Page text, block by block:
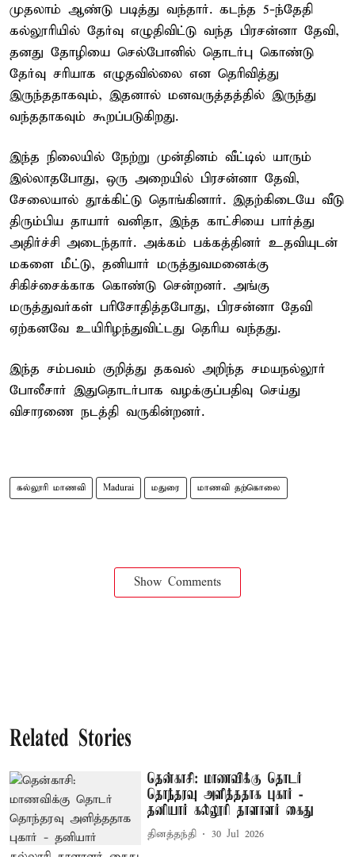
முதலாம் ஆண்டு படித்து வந்தார். கடந்த 5-ந்தேதி
கல்லூரியில் தேர்வு எழுதிவிட்டு வந்த பிரசன்னா தேவி,
தனது தோழியை செல்போனில் தொடர்பு கொண்டு
தேர்வு சரியாக எழுதவில்லை என தெரிவித்து
இருந்ததாகவும், இதனால் மனவருத்தத்தில் இருந்து
வந்ததாகவும் கூறப்படுகிறது.
இந்த நிலையில் நேற்று முன்தினம் வீட்டில் யாரும்
இல்லாதபோது, ஒரு அறையில் பிரசன்னா தேவி,
சேலையால் தூக்கிட்டு தொங்கினார். இதற்கிடையே வீடு
திரும்பிய தாயார் வனிதா, இந்த காட்சியை பார்த்து
அதிர்ச்சி அடைந்தார். அக்கம் பக்கத்தினர் உதவியுடன்
மகளை மீட்டு, தனியார் மருத்துவமனைக்கு
சிகிச்சைக்காக கொண்டு சென்றனர். அங்கு
மருத்துவர்கள் பரிசோதித்தபோது, பிரசன்னா தேவி
ஏற்கனவே உயிரிழந்துவிட்டது தெரிய வந்தது.
இந்த சம்பவம் குறித்து தகவல் அறிந்த சமயநல்லூர்
போலீசார் இதுதொடர்பாக வழக்குப்பதிவு செய்து
விசாரணை நடத்தி வருகின்றனர்.
கல்லூரி மாணவி Madurai மதுரை மாணவி தற்கொலை
Show Comments
Related Stories
தென்காசி: மாணவிக்கு தொடர்
தொந்தரவு அளித்ததாக புகார் -
தனியார் கல்லூரி தாளாளர் கைது
தினத்தந்தி 30 Jul 2026